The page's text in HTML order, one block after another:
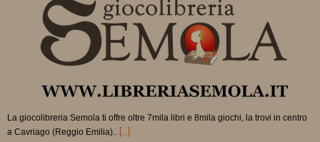
La giocolibreria Semola ti offre oltre 7mila libri e 8mila giochi, la trovi in centro
a Cavriago (Reggio Emilia). . [...]